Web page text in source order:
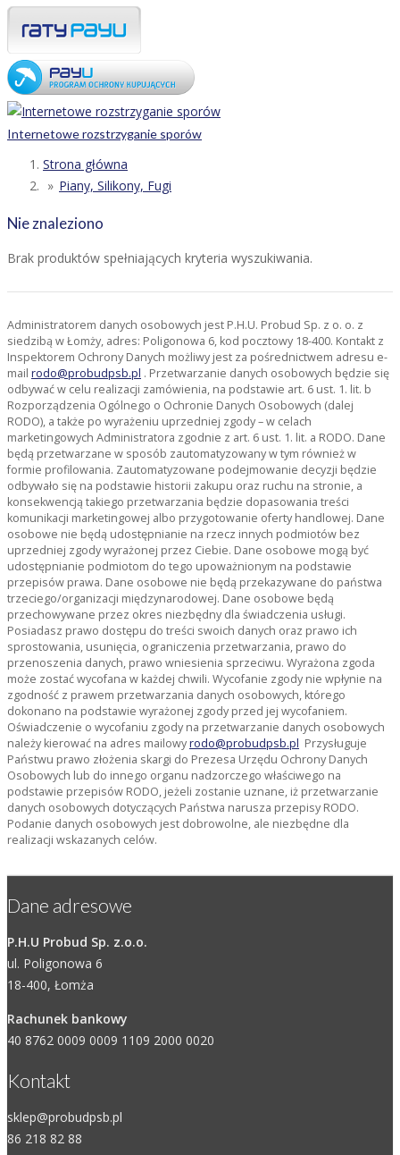
Internetowe rozstrzyganie sporów
Strona główna
Piany, Silikony, Fugi
Nie znaleziono
Brak produktów spełniających kryteria wyszukiwania.
Administratorem danych osobowych jest P.H.U. Probud Sp. z o. o. z
siedzibą w Łomży, adres: Poligonowa 6, kod pocztowy 18-400. Kontakt z
Inspektorem Ochrony Danych możliwy jest za pośrednictwem adresu e-
mail rodo@probudpsb.pl . Przetwarzanie danych osobowych będzie się
odbywać w celu realizacji zamówienia, na podstawie art. 6 ust. 1. lit. b
Rozporządzenia Ogólnego o Ochronie Danych Osobowych (dalej
RODO), a także po wyrażeniu uprzedniej zgody – w celach
marketingowych Administratora zgodnie z art. 6 ust. 1. lit. a RODO. Dane
będą przetwarzane w sposób zautomatyzowany w tym również w
formie profilowania. Zautomatyzowane podejmowanie decyzji będzie
odbywało się na podstawie historii zakupu oraz ruchu na stronie, a
konsekwencją takiego przetwarzania będzie dopasowania treści
komunikacji marketingowej albo przygotowanie oferty handlowej. Dane
osobowe nie będą udostępnianie na rzecz innych podmiotów bez
uprzedniej zgody wyrażonej przez Ciebie. Dane osobowe mogą być
udostępnianie podmiotom do tego upoważnionym na podstawie
przepisów prawa. Dane osobowe nie będą przekazywane do państwa
trzeciego/organizacji międzynarodowej. Dane osobowe będą
przechowywane przez okres niezbędny dla świadczenia usługi.
Posiadasz prawo dostępu do treści swoich danych oraz prawo ich
sprostowania, usunięcia, ograniczenia przetwarzania, prawo do
przenoszenia danych, prawo wniesienia sprzeciwu. Wyrażona zgoda
może zostać wycofana w każdej chwili. Wycofanie zgody nie wpłynie na
zgodność z prawem przetwarzania danych osobowych, którego
dokonano na podstawie wyrażonej zgody przed jej wycofaniem.
Oświadczenie o wycofaniu zgody na przetwarzanie danych osobowych
należy kierować na adres mailowyrodo@probudpsb.pl Przysługuje
Państwu prawo złożenia skargi do Prezesa Urzędu Ochrony Danych
Osobowych lub do innego organu nadzorczego właściwego na
podstawie przepisów RODO, jeżeli zostanie uznane, iż przetwarzanie
danych osobowych dotyczących Państwa narusza przepisy RODO.
Podanie danych osobowych jest dobrowolne, ale niezbędne dla
realizacji wskazanych celów.
Dane adresowe
P.H.U Probud Sp. z.o.o.
ul. Poligonowa 6
18-400, Łomża
Rachunek bankowy
40 8762 0009 0009 1109 2000 0020
Kontakt
sklep@probudpsb.pl
86 218 82 88